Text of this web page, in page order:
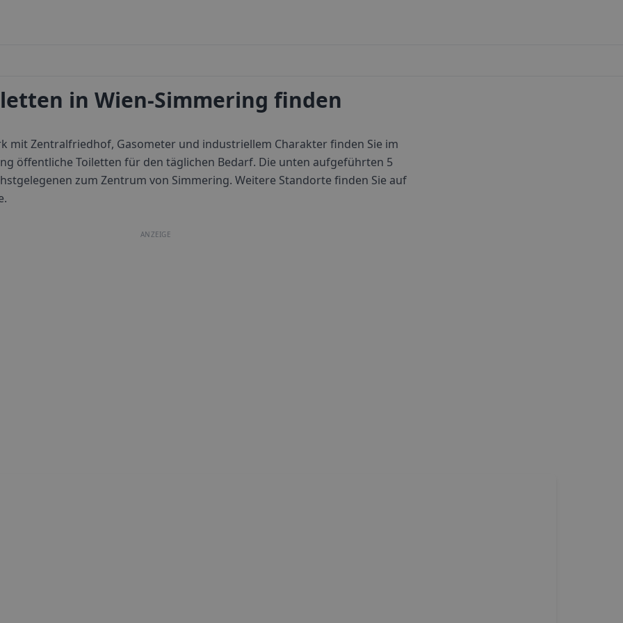
in Wien-Simmering finden
mit Zentralfriedhof, Gasometer und industriellem Charakter finden Sie im
öffentliche Toiletten für den täglichen Bedarf. Die unten aufgeführten 5
zum Zentrum von Simmering. Weitere Standorte finden Sie auf
ANZEIGE